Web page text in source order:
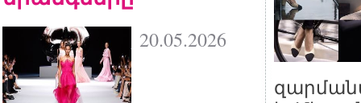
20.05.2026